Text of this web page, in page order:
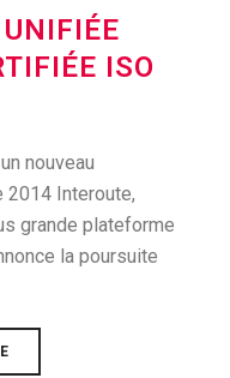
ISO
nouveau
2014 Interoute,
grande plateforme
la poursuite